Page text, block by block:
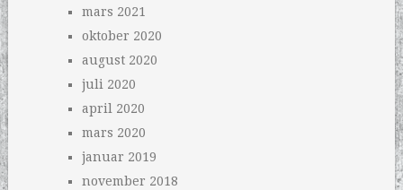
mars 2021
oktober 2020
august 2020
juli 2020
april 2020
mars 2020
januar 2019
november 2018